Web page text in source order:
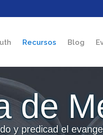
Recursos Blog
de
y predicad el